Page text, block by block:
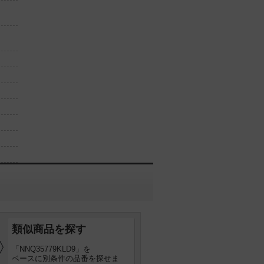
類似商品を探す
「NNQ35779KLD9」を
ベースに別条件の品番を探せま